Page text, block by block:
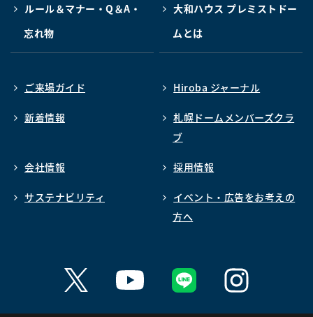
ルール＆マナー・Q＆A・
忘れ物
大和ハウス プレミストドー
ムとは
ご来場ガイド Hiroba ジャーナル
新着情報
札幌ドームメンバーズクラ
ブ
会社情報 採用情報
サステナビリティ
イベント・広告をお考えの
方へ